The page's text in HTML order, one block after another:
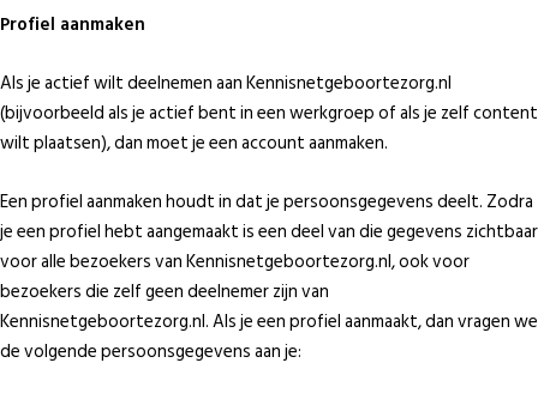
Profiel aanmaken
Als je actief wilt deelnemen aan Kennisnetgeboortezorg.nl
(bijvoorbeeld als je actief bent in een werkgroep of als je zelf content
wilt plaatsen), dan moet je een account aanmaken.
Een profiel aanmaken houdt in dat je persoonsgegevens deelt. Zodra
je een profiel hebt aangemaakt is een deel van die gegevens zichtbaar
voor alle bezoekers van Kennisnetgeboortezorg.nl, ook voor
bezoekers die zelf geen deelnemer zijn van
Kennisnetgeboortezorg.nl. Als je een profiel aanmaakt, dan vragen we
de volgende persoonsgegevens aan je: